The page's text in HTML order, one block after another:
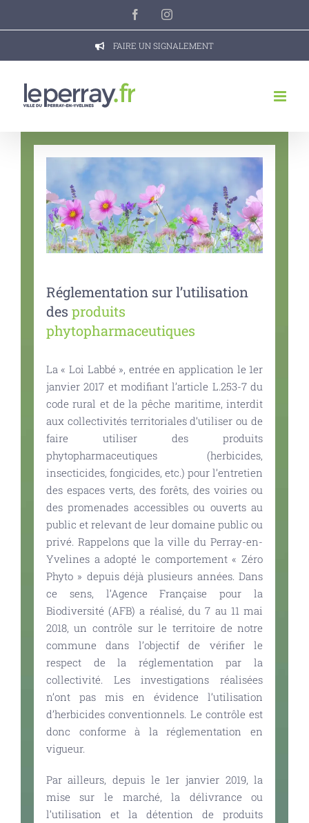
FacebookInstagram
FAIRE UN SIGNALEMENT
Réglementation sur l’utilisation
des produits
phytopharmaceutiques
La « Loi Labbé », entrée en application le 1er
janvier 2017 et modifiant l’article L.253-7 du
code rural et de la pêche maritime, interdit
aux collectivités territoriales d’utiliser ou de
faire utiliser des produits
phytopharmaceutiques (herbicides,
insecticides, fongicides, etc.) pour l’entretien
des espaces verts, des forêts, des voiries ou
des promenades accessibles ou ouverts au
public et relevant de leur domaine public ou
privé. Rappelons que la ville du Perray-en-
Yvelines a adopté le comportement « Zéro
Phyto » depuis déjà plusieurs années. Dans
ce sens, l’Agence Française pour la
Biodiversité (AFB) a réalisé, du 7 au 11 mai
2018, un contrôle sur le territoire de notre
commune dans l’objectif de vérifier le
respect de la réglementation par la
collectivité. Les investigations réalisées
n’ont pas mis en évidence l’utilisation
d’herbicides conventionnels. Le contrôle est
donc conforme à la réglementation en
vigueur.
Par ailleurs, depuis le 1er janvier 2019, la
mise sur le marché, la délivrance ou
l’utilisation et la détention de produits